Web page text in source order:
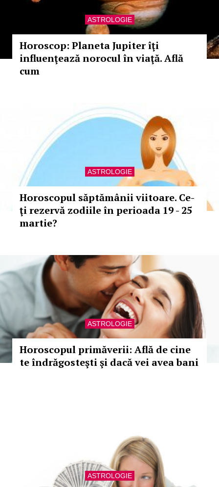
ASTROLOGIE
Horoscop: Planeta Jupiter îţi
influenţează norocul în viaţă. Află
cum
ASTROLOGIE
Horoscopul săptămânii viitoare. Ce-
ţi rezervă zodiile în perioada 19 - 25
martie?
ASTROLOGIE
Horoscopul primăverii: Află de cine
te îndrăgosteşti şi dacă vei avea bani
ASTROLOGIE